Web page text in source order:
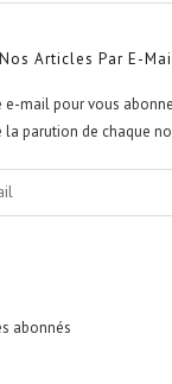
Articles Par E-
e-mail pour vous
parution de chaque
abonnés